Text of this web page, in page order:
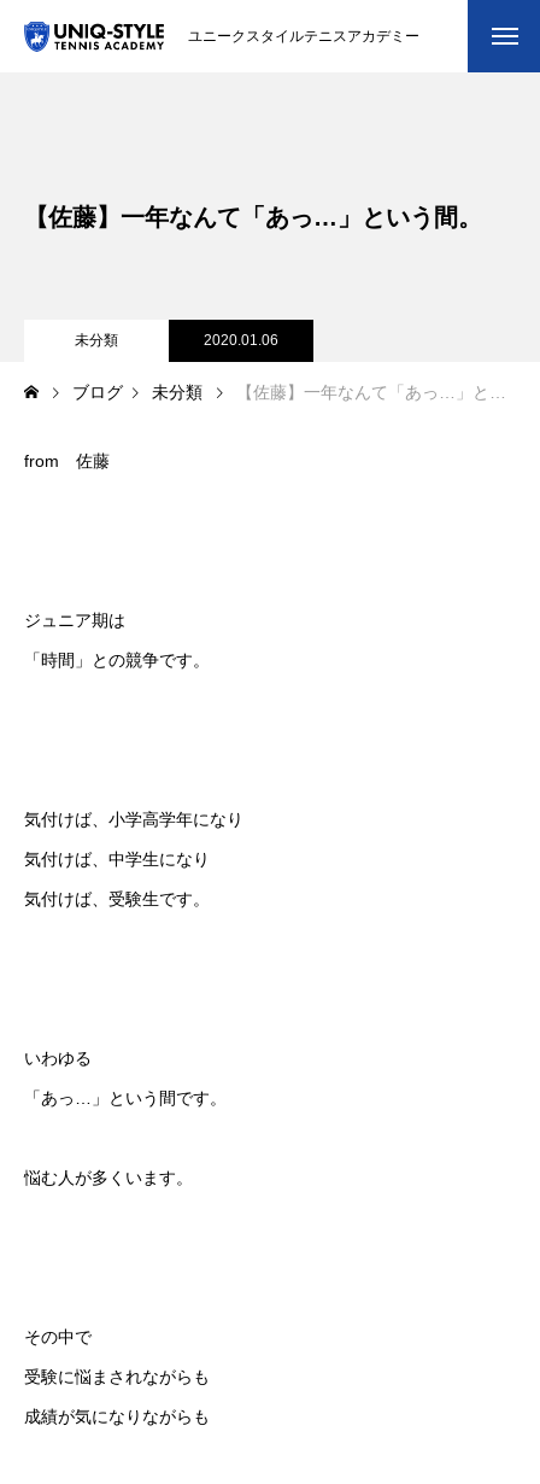
ユニークスタイルテニスアカデミー
スクール紹介・コーチ紹介
ブログ
アクセス
お問い合わせ
【佐藤】一年なんて「あっ…」という間。
未分類 2020.01.06
ブログ 未分類 【佐藤】一年なんて「あっ…」という間。
from 佐藤
ジュニア期は
「時間」との競争です。
気付けば、小学高学年になり
気付けば、中学生になり
気付けば、受験生です。
いわゆる
「あっ…」という間です。
悩む人が多くいます。
その中で
受験に悩まされながらも
成績が気になりながらも